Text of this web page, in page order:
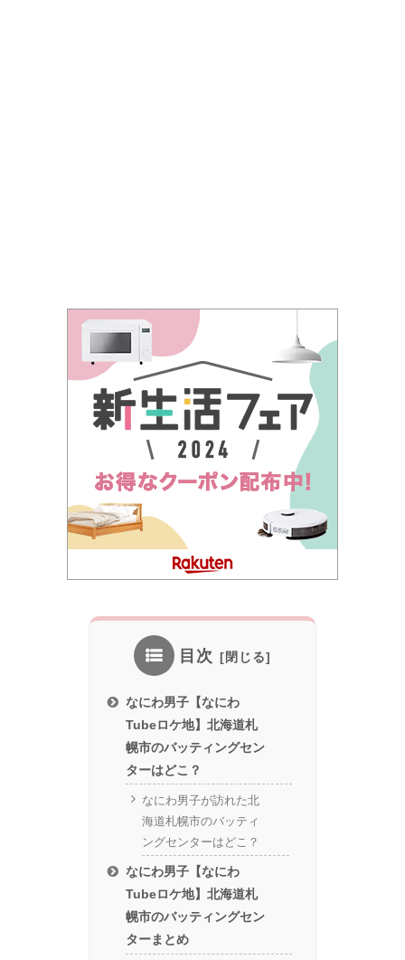
目次
なにわ男子【なにわ
Tubeロケ地】北海道札
幌市のバッティングセン
ターはどこ？
なにわ男子が訪れた北
海道札幌市のバッティ
ングセンターはどこ？
なにわ男子【なにわ
Tubeロケ地】北海道札
幌市のバッティングセン
ターまとめ